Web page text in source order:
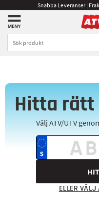
Snabba Leveranser |
Hitta rätt
Välj ATV/UTV
ELLER VÄLJ